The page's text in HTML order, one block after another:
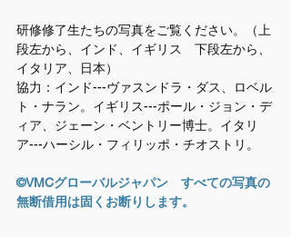
研修修了生たちの写真をご覧ください。（上
段左から、インド、イギリス　下段左から、
イタリア、日本）
協力：インド---ヴァスンドラ・ダス、ロベル
ト・ナラン。イギリス---ポール・ジョン・デ
ィア、ジェーン・ベントリー博士。イタリ
ア---ハーシル・フィリッポ・チオストリ。
©VMCグローバルジャパン　すべての写真の
無断借用は固くお断りします。